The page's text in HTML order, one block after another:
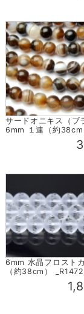
サードオニキス（ブ
6mm １連（約38cm
6mm 水晶フロスト
（約38cm） _R1472